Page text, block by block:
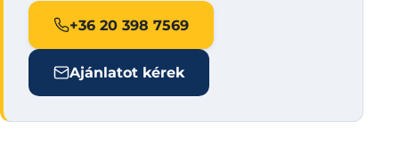
+36 20 398 7569
Ajánlatot kérek